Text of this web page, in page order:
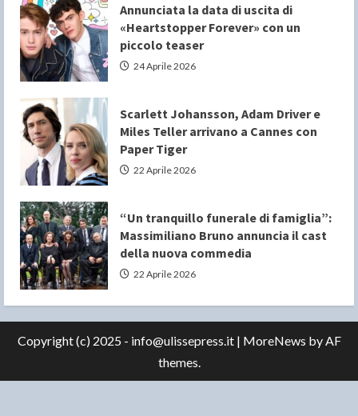
Annunciata la data di uscita di
«Heartstopper Forever» con un
piccolo teaser
24 Aprile 2026
Scarlett Johansson, Adam Driver e
Miles Teller arrivano a Cannes con
Paper Tiger
22 Aprile 2026
“Un tranquillo funerale di famiglia”:
Massimiliano Bruno annuncia il cast
della nuova commedia
22 Aprile 2026
Copyright (c) 2025 - info@ulissepress.it | MoreNews by AF
themes.